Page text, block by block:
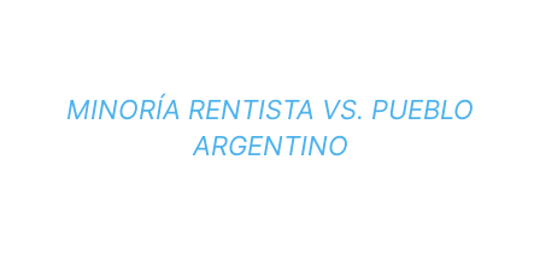
MINORÍA RENTISTA VS. PUEBLO
ARGENTINO